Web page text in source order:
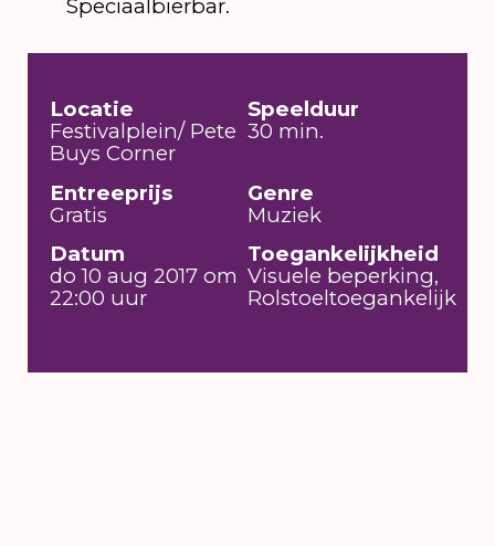
Speciaalbierbar.
Locatie
Festivalplein/ Pete
Buys Corner
Speelduur
30 min.
Entreeprijs
Gratis
Genre
Muziek
Datum
do 10 aug 2017 om
22:00 uur
Toegankelijkheid
Visuele beperking,
Rolstoeltoegankelijk